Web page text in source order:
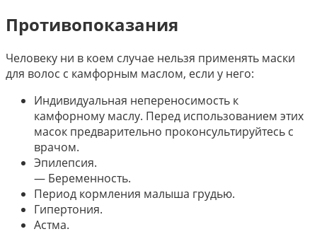
Противопоказания
Человеку ни в коем случае нельзя применять маски
для волос с камфорным маслом, если у него:
Индивидуальная непереносимость к
камфорному маслу. Перед использованием этих
масок предварительно проконсультируйтесь с
врачом.
Эпилепсия.
— Беременность.
Период кормления малыша грудью.
Гипертония.
Астма.